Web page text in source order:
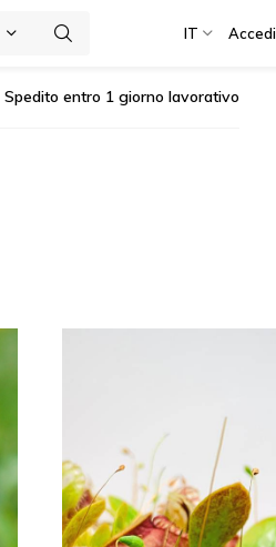
IT Accedi
Spedito entro 1 giorno lavorativo